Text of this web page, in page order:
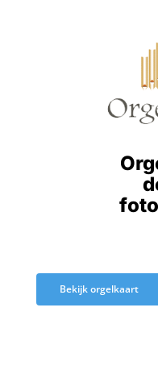
Bekijk orgelkaart